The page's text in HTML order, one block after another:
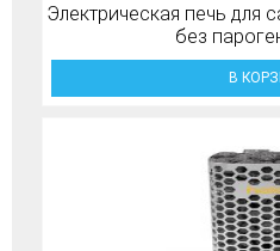
Электрическая печь для
без
В